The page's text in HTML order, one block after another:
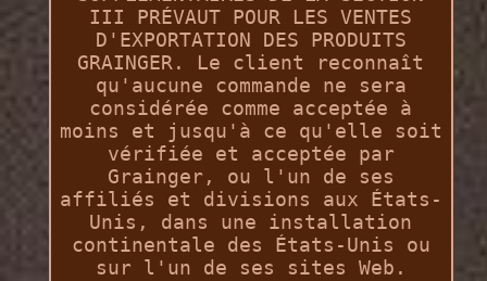
III PRÉVAUT POUR LES VENTES
D'EXPORTATION DES PRODUITS
GRAINGER. Le client reconnaît
qu'aucune commande ne sera
considérée comme acceptée à
moins et jusqu'à ce qu'elle soit
vérifiée et acceptée par
Grainger, ou l'un de ses
affiliés et divisions aux États-
Unis, dans une installation
continentale des États-Unis ou
sur l'un de ses sites Web.